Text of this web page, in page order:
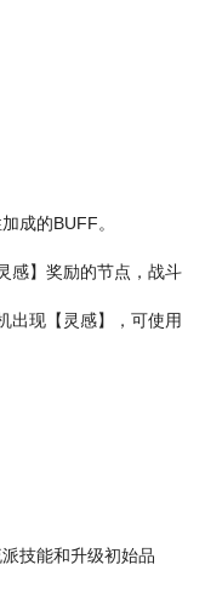
成的BUFF。
感】奖励的节点，战斗
出现【灵感】，可使用
技能和升级初始品